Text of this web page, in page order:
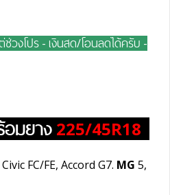
วงโปร - เงินสด/โอนลดได้ครับ -
มยาง 225/45R18
Civic FC/FE, Accord G7. MG 5,